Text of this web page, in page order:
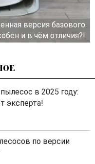
версия базового
и в чём отличия?!
в 2025 году:
эксперта!
по версии